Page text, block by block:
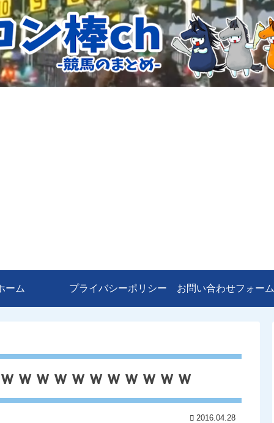
ーム プライバシーポリシー お問い合わせフォーム
ｗｗｗｗｗｗｗｗｗｗ
2016.04.28